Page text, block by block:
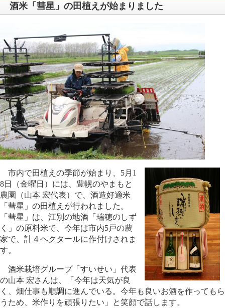
酒米「彗星」の田植えが始まりました
市内で田植えの季節が始まり、5月1
8日（金曜日）には、豊幌のやまもと
農園（山本 宏代表）で、酒造好適米
「彗星」の田植えが行われました。
「彗星」は、江別の地酒「瑞穂のしず
く」の原料米で、今年は市内5戸の農
家で、計４ヘクタールに作付けされま
す。
酒米栽培グループ「すいせい」代表
の山本 宏さんは、「今年は天気が良
く、畑仕事も順調に進んでいる。今年も良いお酒を作ってもら
うため、米作りを頑張りたい」と笑顔で話します。